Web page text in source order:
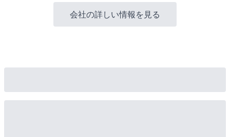
会社の詳しい情報を見る